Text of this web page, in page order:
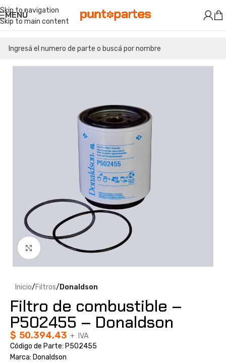
Skip to navigation
Skip to main content
MENÚ
Clic para ampliar
Inicio Filtros Donaldson
Filtro de combustible –
P502455 – Donaldson
$ 50.394,43 + IVA
Código de Parte: P502455
Marca: Donaldson